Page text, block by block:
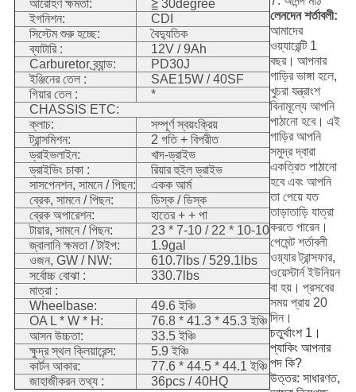
আরোহণ ক্ষমতা:
≧ 30degree
ইগনিশন:
CDI
সিস্টেম শুরু হচ্ছে:
বৈদ্যুতিক
ব্যাটারি :
12V / 9Ah
Carburetor ব্র্যান্ড:
PD30J
ইঞ্জিনের তেল :
SAE15W / 40SF
গিয়ার তেল :
*
CHASSIS ETC:
ক্লাচ:
সম্পূর্ণ স্বয়ংক্রিয়
ট্রান্সমিশন:
2 গতি + বিপরীত
ড্রাইভলাইন:
খাদ-ড্রাইভ
ড্রাইভিং চাকা :
রিয়ার হুইল ড্রাইভ
সাসপেনশন, সামনে / পিছন:
একক আর্ম
ব্রেক, সামনে / পিছন:
ডিস্ক / ডিস্ক
ব্রেক অপারেশন:
হাতের + + পা
টায়ার, সামনে / পিছন:
23 * 7-10 / 22 * 10-10
জ্বালানি ক্ষমতা / টাইপ:
1.9gal
ওজন, GW / NW:
610.7lbs / 529.1lbs
সর্বোচ্চ বোঝা :
330.7lbs
মাত্রা :
Wheelbase:
49.6 ইঞ্চি
OA L * W * H:
76.8 * 41.3 * 45.3 ইঞ্চি
আসন উচ্চতা:
33.5 ইঞ্চি
ক্ষুদ্র স্থল ক্লিয়ারেন্স:
5.9 ইঞ্চি
কার্টন আকার:
77.6 * 44.5 * 44.1 ইঞ্চি
জাহাজীকরন তথ্য :
36pcs / 40HQ
লেনদেন শর্তাবলী:
আমাদের
ওয়্যারেন্টি 1
বছর। আপনার
গাড়ির ভাঙ্গা হলে,
খুচরা যন্ত্রাংশ
বিনামূল্যে আপনি
পাঠানো হবে। এই
গাড়ির আপনি
সমুদ্র দ্বারা
একত্রিত পাঠানো
হবে এবং আপনি
তা পেয়ে যত
তাড়াতাড়ি যাত্রা
করতে পারেন।
পেমেন্ট শর্তাবলী
ওয়্যার ট্রান্সফার,
ওয়েস্টার্ন ইউনিয়ন
বা হয়। প্রসবের
সময় প্রায় 20
দিন।
চতুর্থাংশ 1।
প্যাকিং আপনার
পদ কি?
উত্তর: সাধারণত,